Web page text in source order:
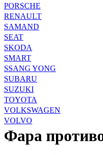
PORSCHE
RENAULT
SAMAND
SEAT
SKODA
SMART
SSANG YONG
SUBARU
SUZUKI
TOYOTA
VOLKSWAGEN
VOLVO
Фара